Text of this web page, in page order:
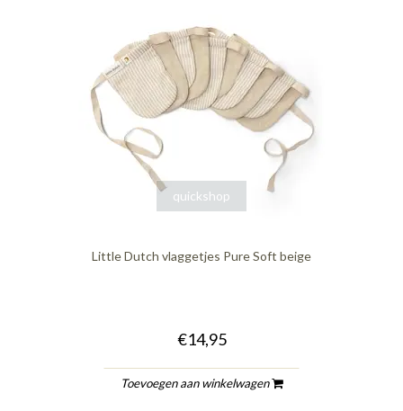
quickshop
Little Dutch vlaggetjes Pure Soft beige
€14,95
Toevoegen aan winkelwagen